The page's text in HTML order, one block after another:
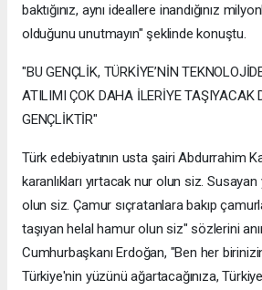
baktığınız, aynı ideallere inandığınız
olduğunu unutmayın" şeklinde konuştu.
"BU GENÇLİK, TÜRKİYE’NİN
ATILIMI ÇOK DAHA İLERİYE TAŞIYACAK
GENÇLİKTİR"
Türk edebiyatının usta şairi Abdurrahim
karanlıkları yırtacak nur olun siz.
olun siz. Çamur sıçratanlara bakıp
taşıyan helal hamur olun siz" sözlerini
Cumhurbaşkanı Erdoğan, "Ben her
Türkiye'nin yüzünü ağartacağınıza, Türkiye